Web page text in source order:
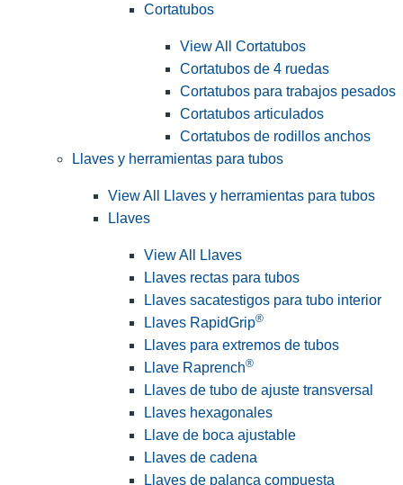
Cortatubos
View All Cortatubos
Cortatubos de 4 ruedas
Cortatubos para trabajos pesados
Cortatubos articulados
Cortatubos de rodillos anchos
Llaves y herramientas para tubos
View All Llaves y herramientas para tubos
Llaves
View All Llaves
Llaves rectas para tubos
Llaves sacatestigos para tubo interior
Llaves RapidGrip®
Llaves para extremos de tubos
Llave Raprench®
Llaves de tubo de ajuste transversal
Llaves hexagonales
Llave de boca ajustable
Llaves de cadena
Llaves de palanca compuesta